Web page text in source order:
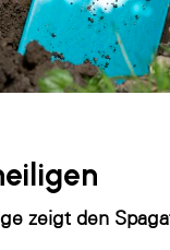
zeigt den